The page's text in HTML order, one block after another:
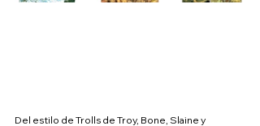
Del estilo de Trolls de Troy, Bone, Slaine y